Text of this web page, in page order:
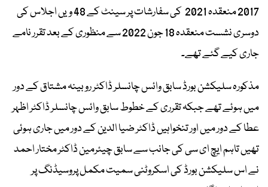
2017 منعقدہ 2021 کی سفارشات پر سینٹ کے 48 ویں اجلاس کی
دوسری نشست منعقدہ 18 جون 2022 سے منظوری کے بعد تقرر نامے
جاری کیے گئے تھے۔
مذکورہ سلیکشن بورڈ سابق وائس چانسلر ڈاکٹر روبینہ مشتاق کے دور
میں ہوئے تھے جبکہ تقرری کے خطوط سابق وائس چانسلر ڈاکٹر اظہر
عطا کے دور میں اور تنخواہیں ڈاکٹر ضیا الدین کے دور میں جاری ہوئی
تھیں تاہم ایچ ای سی کی جانب سے سابق چیئرمین ڈاکٹر مختار احمد
نے اس سلیکشن بورڈ کی اسکروٹنی سمیت مکمل پروسیڈنگ پر